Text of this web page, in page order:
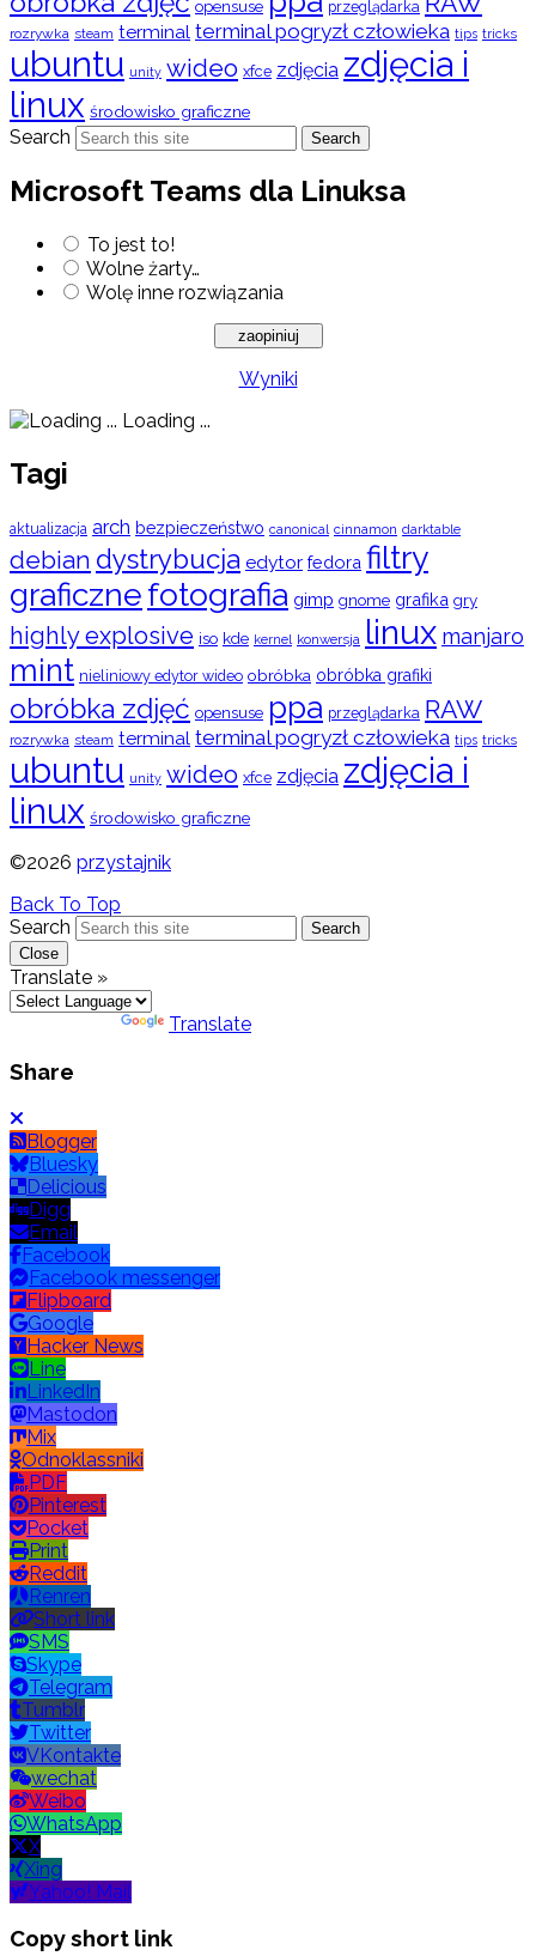
opensuse przeglądarka
rozrywka steam terminal terminal pogryzł człowieka tips tricks
ubuntu unity wideo xfce zdjęcia zdjęcia i
linux środowisko graficzne
Search Search
Microsoft Teams dla Linuksa
To jest to!
Wolne żarty…
Wolę inne rozwiązania
Wyniki
Loading ...
Tagi
aktualizacja arch bezpieczeństwo canonical cinnamon darktable
debian dystrybucja edytor fedora filtry
graficznefotografia gimp gnome grafika gry
highly explosive iso kde kernel konwersja linux manjaro
mint nieliniowy edytor wideo obróbka obróbka grafiki
obróbka zdjęć opensuse ppa przeglądarka RAW
rozrywka steam terminal terminal pogryzł człowieka tips tricks
ubuntu unity wideo xfce zdjęcia zdjęcia i
linux środowisko graficzne
©2026 przystajnik
Back To Top
Search
Search
Close
Translate »
Translate
Share
Blogger
Bluesky
Delicious
Digg
Email
Facebook
Facebook messenger
Flipboard
Google
Hacker News
Line
LinkedIn
Mastodon
Mix
Odnoklassniki
PDF
Pinterest
Pocket
Print
Reddit
Renren
Short link
SMS
Skype
Telegram
Tumblr
Twitter
VKontakte
wechat
Weibo
WhatsApp
X
Xing
Yahoo! Mail
Copy short link